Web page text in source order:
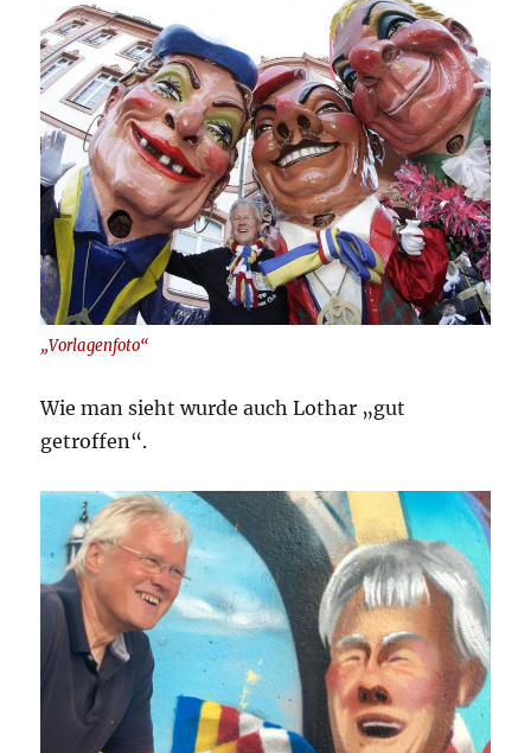
„Vorlagenfoto“
Wie man sieht wurde auch Lothar „gut
getroffen“.